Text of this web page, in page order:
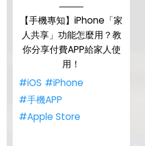
【手機專知】iPhone「家
人共享」功能怎麼用？教
你分享付費APP給家人使
用！
#iOS #iPhone
#手機APP
#Apple Store